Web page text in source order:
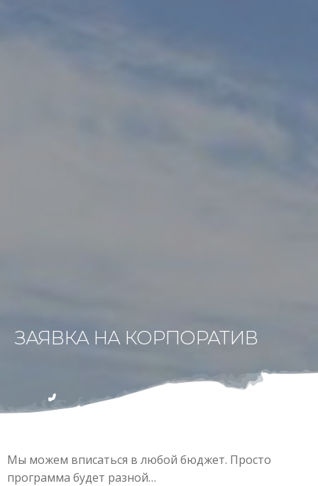
ЗАЯВКА НА КОРПОРАТИВ
Мы можем вписаться в любой бюджет. Просто
программа будет разной…